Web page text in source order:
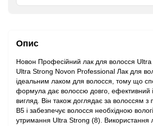
Опис
Новон Професійний лак для волосся
Ultra Strong Novon Professional Лак для
ідеальним лаком для волосся, тому що
формула дає волоссю довго, ефективний
вигляд. Він також доглядає за волоссям з
B5 і забезпечує волосся необхідною
утримання Ultra Strong (8). Використання